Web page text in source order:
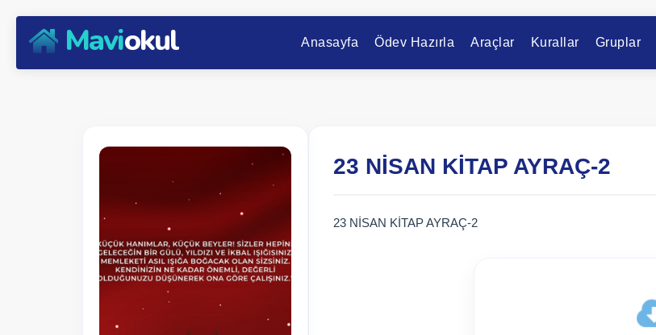
Maviokul Anasayfa Ödev Hazırla Araçlar Kurallar Gruplar
23 NİSAN KİTAP AYRAÇ-2
23 NİSAN KİTAP AYRAÇ-2